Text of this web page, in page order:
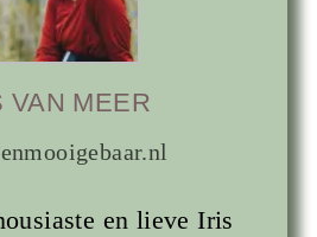
VAN MEER
en lieve Iris